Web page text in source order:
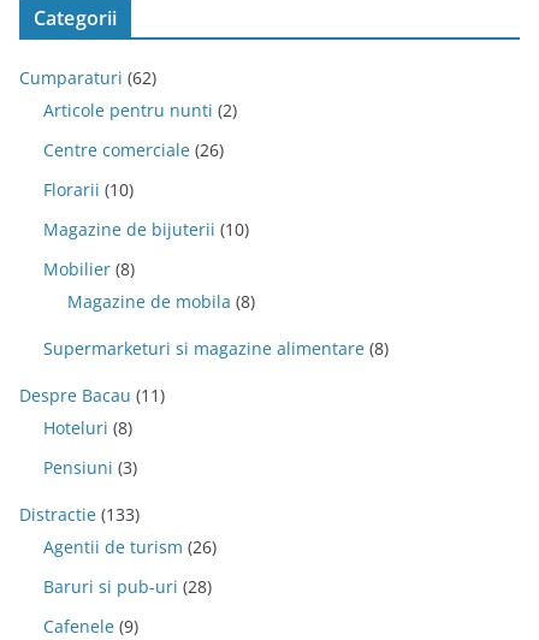
Categorii
Cumparaturi (62)
Articole pentru nunti (2)
Centre comerciale (26)
Florarii (10)
Magazine de bijuterii (10)
Mobilier (8)
Magazine de mobila (8)
Supermarketuri si magazine alimentare (8)
Despre Bacau (11)
Hoteluri (8)
Pensiuni (3)
Distractie (133)
Agentii de turism (26)
Baruri si pub-uri (28)
Cafenele (9)